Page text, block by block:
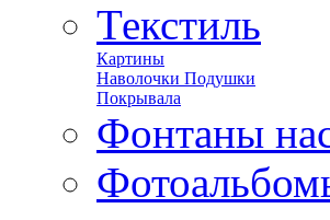
Текстиль
Картины
Наволочки Подушки
Покрывала
Фонтаны